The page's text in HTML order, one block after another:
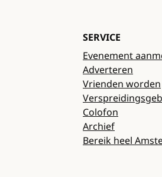
SERVICE
Evenement
Adverteren
Vrienden worden
Colofon
Archief
Bereik heel